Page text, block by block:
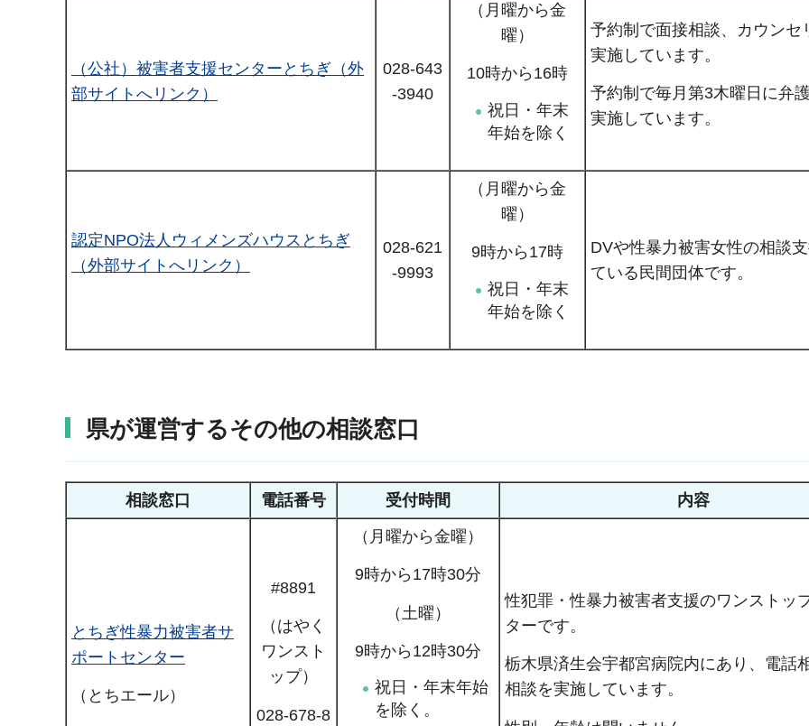
（公社）被害者支援センターとちぎ（外
部サイトへリンク）
028-643
-3940
（月曜から金
曜）
10時から16時
祝日・年末
年始を除く
予約制で面接相談、カウンセ
実施しています。
予約制で毎月第3木曜日に弁
実施しています。
認定NPO法人ウィメンズハウスとちぎ
（外部サイトへリンク）
028-621
-9993
（月曜から金
曜）
9時から17時
祝日・年末
年始を除く
DVや性暴力被害女性の相談
ている民間団体です。
県が運営するその他の相談窓口
相談窓口 電話番号 受付時間 内容
とちぎ性暴力被害者サ
ポートセンター
（とちエール）
#8891
（はやく
ワンスト
ップ）
028-678-8
（月曜から金曜）
9時から17時30分
（土曜）
9時から12時30分
祝日・年末年始
を除く。
性犯罪・性暴力被害者支援のワンストッ
ターです。
栃木県済生会宇都宮病院内にあり、電話
相談を実施しています。